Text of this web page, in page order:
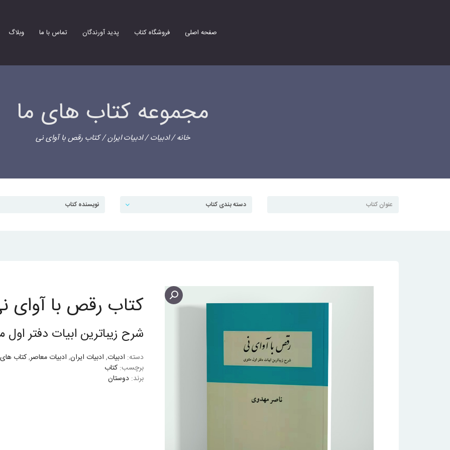
صفحه اصلی فروشگاه کتاب پدید آورندگان تماس با ما وبلاگ
مجموعه کتاب های ما
خانه/ادبیات/ادبیات ایران/ کتاب رقص با آوای نی
کتاب رقص با آوای
شرح زیباترین ابیات دفتر اول
دسته: ادبیات, ادبیات ایران, ادبیات معاصر,کتاب
برچسب: کتاب
برند: دوستان